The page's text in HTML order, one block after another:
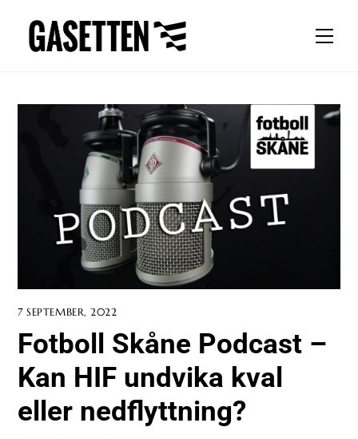
content
7 SEPTEMBER, 2022
Fotboll Skåne Podcast –
Kan HIF undvika kval
eller nedflyttning?